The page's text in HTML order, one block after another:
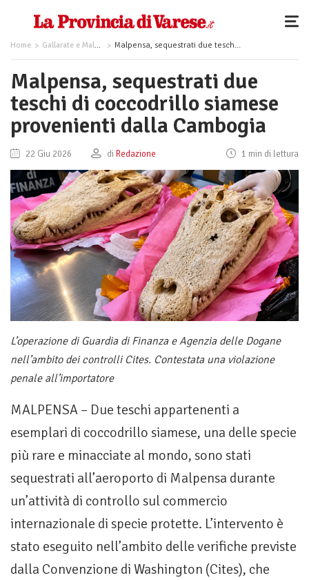
Home Gallarate e Malpensa Malpensa, sequestrati due teschi di coccodrillo siamese provenienti dalla Cambogia
Malpensa, sequestrati due
teschi di coccodrillo siamese
provenienti dalla Cambogia
22 Giu 2026 di Redazione 1 min di lettura
L’operazione di Guardia di Finanza e Agenzia delle Dogane
nell’ambito dei controlli Cites. Contestata una violazione
penale all’importatore
MALPENSA – Due teschi appartenenti a
esemplari di coccodrillo siamese, una delle specie
più rare e minacciate al mondo, sono stati
sequestrati all’aeroporto di Malpensa durante
un’attività di controllo sul commercio
internazionale di specie protette. L’intervento è
stato eseguito nell’ambito delle verifiche previste
dalla Convenzione di Washington (Cites), che